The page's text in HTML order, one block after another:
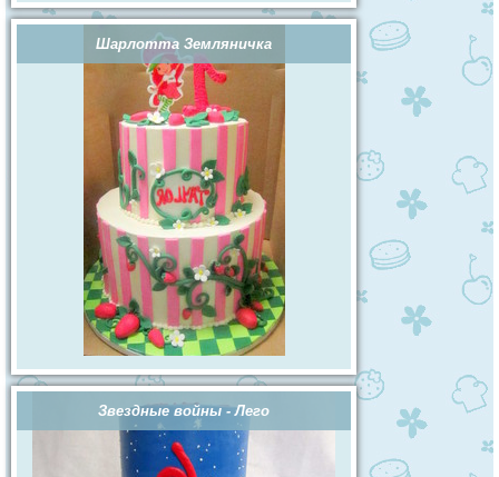
Шарлотта Земляничка
Звездные войны - Лего